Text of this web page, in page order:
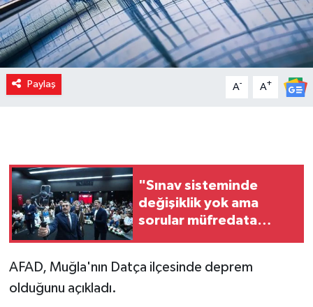
Paylaş A- A+
"Sınav sisteminde
değişiklik yok ama
sorular müfredata
AFAD, Muğla'nın Datça ilçesinde deprem
olduğunu açıkladı.